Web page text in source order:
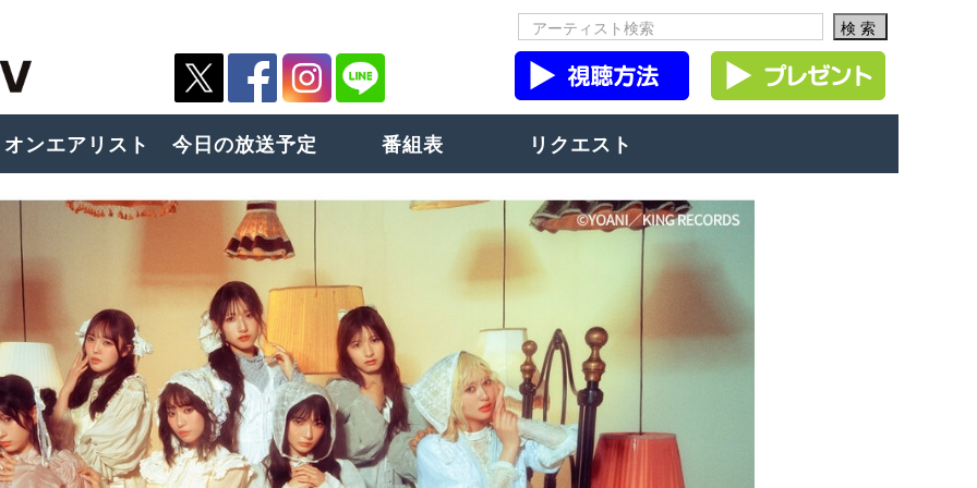
オンエアリスト 今日の放送予定 番組表 リクエスト